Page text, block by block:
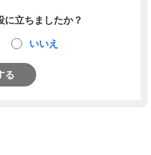
に立ちましたか？
いいえ
る